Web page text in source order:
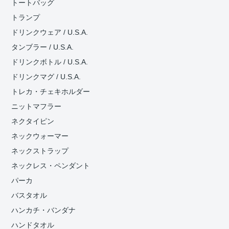
トートバッグ
トランプ
ドリンクウェア / U.S.A.
タンブラー / U.S.A.
ドリンクボトル / U.S.A.
ドリンクマグ / U.S.A.
トレカ・チェキホルダー
ニットマフラー
ネクタイピン
ネックウォーマー
ネックストラップ
ネックレス・ペンダント
パーカ
バスタオル
ハンカチ・バンダナ
ハンドタオル